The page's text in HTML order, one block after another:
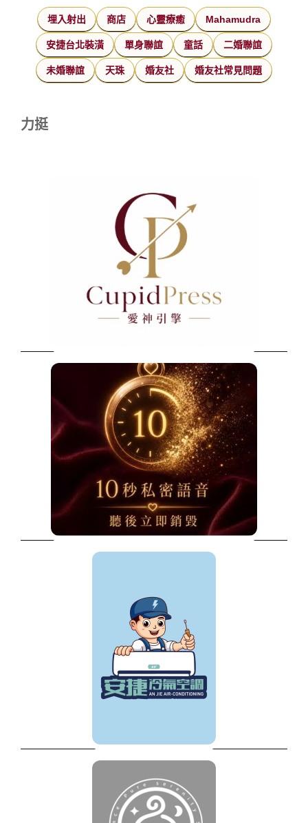
埋入射出 商店 心靈療癒 Mahamudra
安捷台北裝潢 單身聯誼 童話 二婚聯誼
未婚聯誼 天珠 婚友社 婚友社常見問題
力挺